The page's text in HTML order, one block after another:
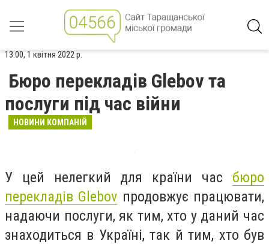
13:00, 1 квітня 2022 р.
Бюро перекладів Glebov та
послуги під час війни
НОВИНИ КОМПАНІЙ
У цей нелегкий для країни час бюро
перекладів Glebov продовжує працювати,
надаючи послуги, як тим, хто у даний час
знаходиться в Україні, так й тим, хто був